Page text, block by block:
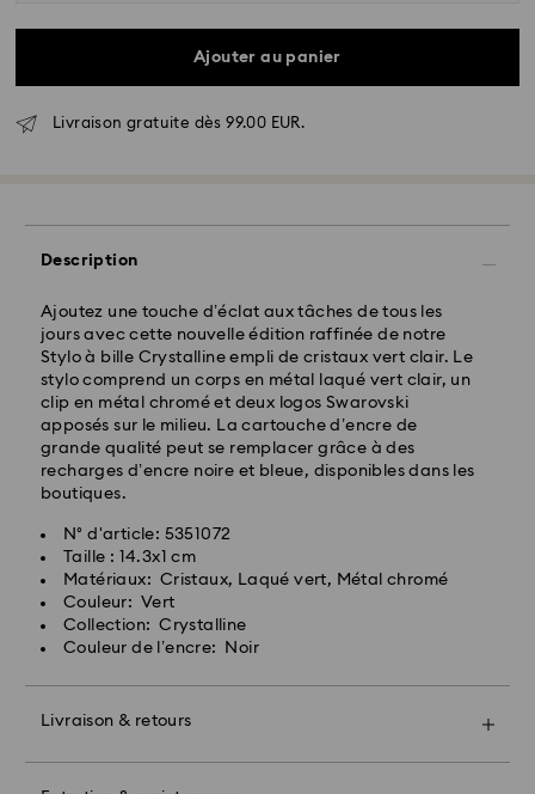
Ajouter au panier
Livraison gratuite dès 99.00 EUR.
Description
Ajoutez une touche d’éclat aux tâches de tous les
jours avec cette nouvelle édition raffinée de notre
Stylo à bille Crystalline empli de cristaux vert clair. Le
stylo comprend un corps en métal laqué vert clair, un
clip en métal chromé et deux logos Swarovski
apposés sur le milieu. La cartouche d’encre de
grande qualité peut se remplacer grâce à des
recharges d’encre noire et bleue, disponibles dans les
boutiques.
N° d'article: 5351072
Taille : 14.3x1 cm
Matériaux: Cristaux, Laqué vert, Métal chromé
Couleur: Vert
Collection: Crystalline
Couleur de l’encre: Noir
Livraison & retours
Livraison standard - GLS
ouvrable même
Délai de livraison standard: 2 jour ouvrable après
Frais de livraison standard: EUR 6.95
Livraison standard offerte à partir de : EUR 99
Livraison express - FedEx
Pour l’instant, Swarovski n’est pas en mesure
d’effectuer des livraisons vers les boîtes postales ou
propriété de Swarovski jusqu’à réception du
paiement final.